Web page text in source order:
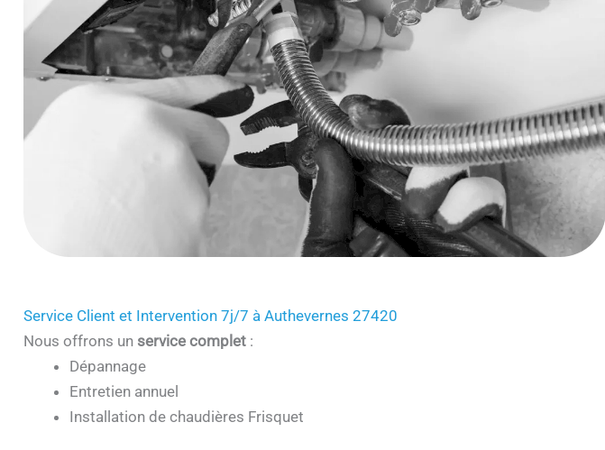
Service Client et Intervention 7j/7 à Authevernes 27420
Nous offrons un service complet:
Dépannage
Entretien annuel
Installation de chaudières Frisquet